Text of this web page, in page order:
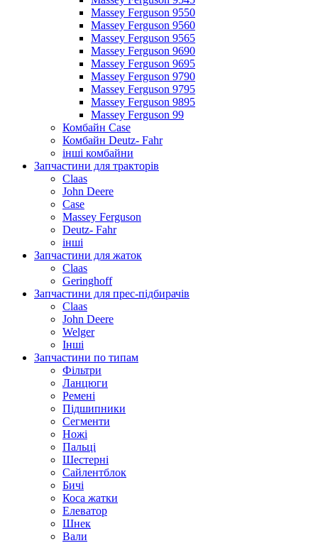
Massey Ferguson 9550
Massey Ferguson 9560
Massey Ferguson 9565
Massey Ferguson 9690
Massey Ferguson 9695
Massey Ferguson 9790
Massey Ferguson 9795
Massey Ferguson 9895
Massey Ferguson 99
Комбайн Case
Комбайн Deutz- Fahr
інші комбайни
Запчастини для тракторів
Claas
John Deere
Case
Massey Ferguson
Deutz- Fahr
інші
Запчастини для жаток
Claas
Geringhoff
Запчастини для прес-підбирачів
Claas
John Deere
Welger
Інші
Запчастини по типам
Фільтри
Ланцюги
Ремені
Підшипники
Сегменти
Ножі
Пальці
Шестерні
Сайлентблок
Бичі
Коса жатки
Елеватор
Шнек
Вали